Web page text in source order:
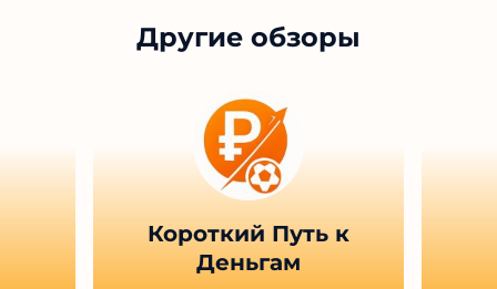
Другие обзоры
Короткий Путь к
Деньгам